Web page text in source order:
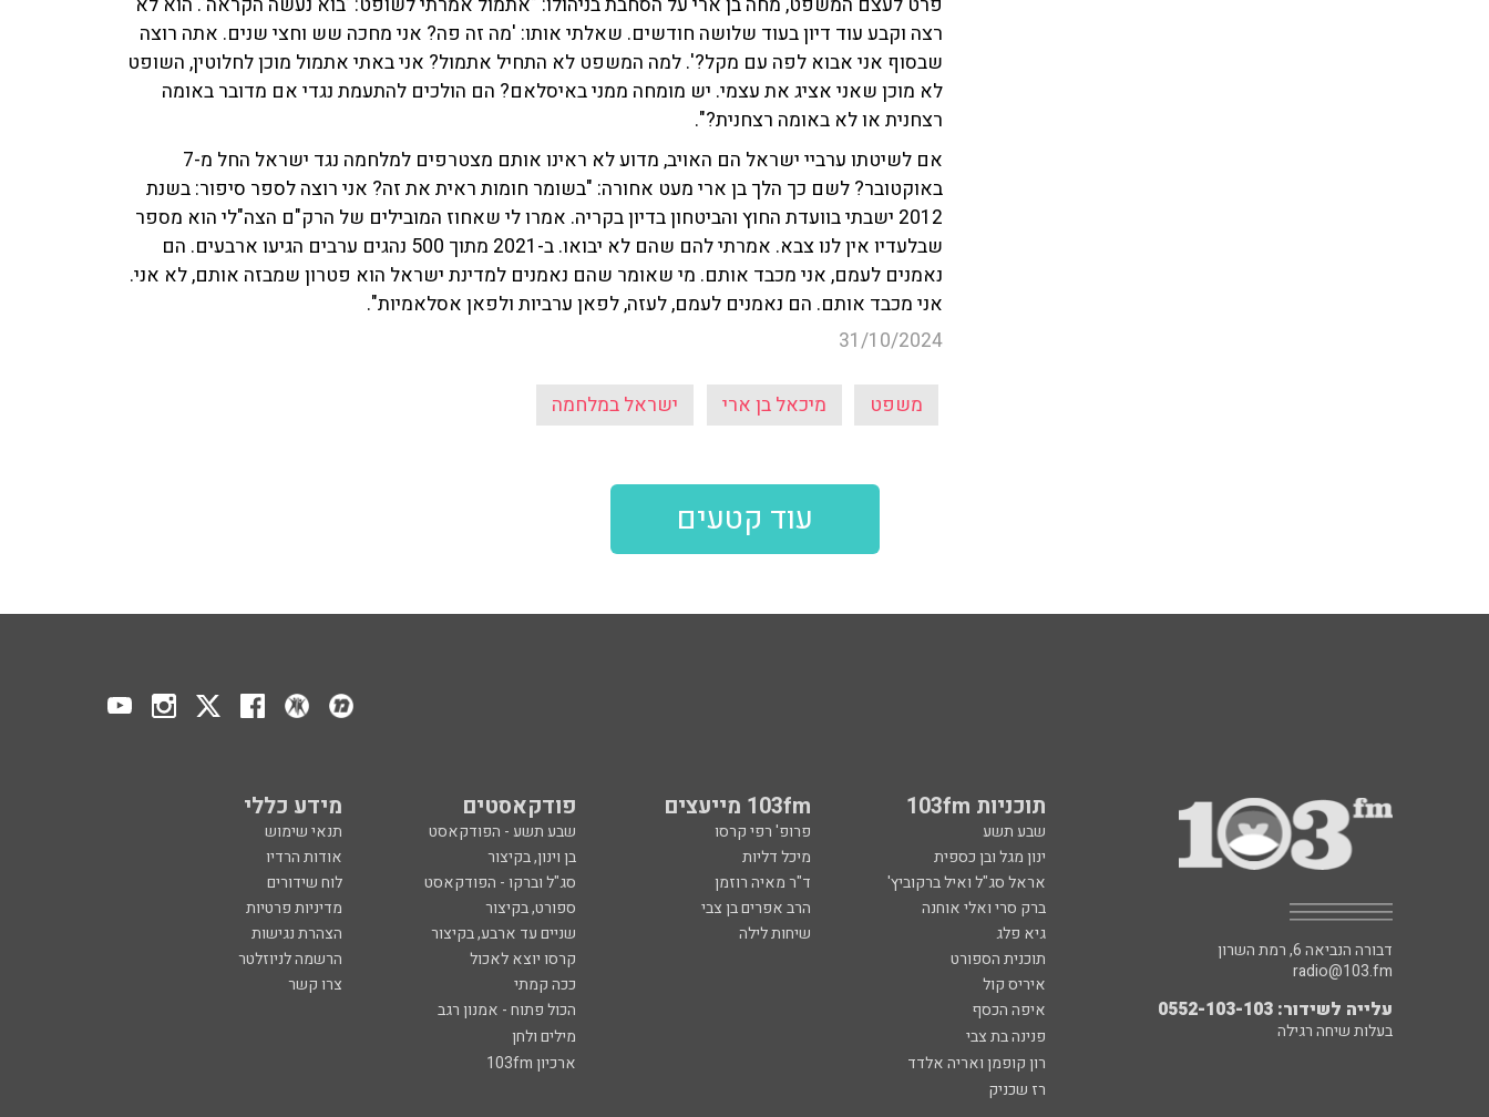
רצה וקבע עוד דיון בעוד שלושה חודשים. שאלתי אותו: 'מה זה פה? אני מחכה שש וחצי שנים. אתה רוצה
שבסוף אני אבוא לפה עם מקל?'. למה המשפט לא התחיל אתמול? אני באתי אתמול מוכן לחלוטין, השופט
לא מוכן שאני אציג את עצמי. יש מומחה ממני באיסלאם? הם הולכים להתעמת נגדי אם מדובר באומה
רצחנית או לא באומה רצחנית?".
אם לשיטתו ערביי ישראל הם האויב, מדוע לא ראינו אותם מצטרפים למלחמה נגד ישראל החל מ-7
באוקטובר? לשם כך הלך בן ארי מעט אחורה: "בשומר חומות ראית את זה? אני רוצה לספר סיפור: בשנת
2012 ישבתי בוועדת החוץ והביטחון בדיון בקריה. אמרו לי שאחוז המובילים של הרק"ם הצה"לי הוא מספר
שבלעדיו אין לנו צבא. אמרתי להם שהם לא יבואו. ב-2021 מתוך 500 נהגים ערבים הגיעו ארבעים. הם
נאמנים לעמם, אני מכבד אותם. מי שאומר שהם נאמנים למדינת ישראל הוא פטרון שמבזה אותם, לא אני.
אני מכבד אותם. הם נאמנים לעמם, לעזה, לפאן ערביות ולפאן אסלאמיות".
31/10/2024
משפט מיכאל בן ארי ישראל במלחמה
עוד קטעים
תוכניות 103fm 103fm מייעצים פודקאסטים מידע כללי
שבע תשע פרופ' רפי קרסו שבע תשע - הפודקאסט
תנאי שימוש
ינון מגל ובן כספית
מיכל דליות בן וינון, בקיצור
אודות הרדיו
אראל סג"ל ואיל ברקוביץ'
ד"ר מאיה רוזמן סג"ל וברקו - הפודקאסט
לוח שידורים
ברק סרי ואלי אוחנה
הרב אפרים בן צבי ספורט, בקיצור
מדיניות פרטיות
גיא פלג
שיחות לילה שניים עד ארבע, בקיצור
הצהרת נגישות
תוכנית הספורט
קרסו יוצא לאכול
הרשמה לניוזלטר
איריס קול
ככה קמתי
צרו קשר
איפה הכסף
הכול פתוח - אמנון רגב
פנינה בת צבי
מילים ולחן
רון קופמן ואריה אלדד
ארכיון 103fm
רז שכניק
דבורה הנביאה 6, רמת השרון
radio@103.fm
עלייה לשידור: 0552-103-103
בעלות שיחה רגילה